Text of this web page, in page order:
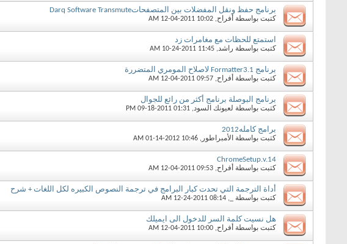
برنامج حفظ ونقل المفضلات بين المتصفحاتDarq Software Transmute
كتبت بواسطة أفراح‏, 12-04-2011 10:02 AM
استمتع للحظات مع مغامرات زد
كتبت بواسطة راشد‏, 10-24-2011 11:45 AM
برنامج Formatter3.1 لاصلاح المومري المتضررة
كتبت بواسطة أفراح‏, 12-04-2011 09:57 AM
برنامج البوصلة برنامج أكثر من رائع للجوال
كتبت بواسطة لعيونك السود‏, 09-18-2011 01:31 PM
برامج كامله2012
كتبت بواسطة الأمبراطور ‏, 01-14-2012 10:46 AM
ChromeSetup.v.14
كتبت بواسطة أفراح‏, 12-04-2011 09:53 AM
أداة الترجمة التي تحدت كبار البرامج في ترجمة النصوص الكبيره لكل اللغات + شرح
كتبت بواسطة ‏, 12-24-2011 08:14 AM
هل نسيت كلمة السر للدخول الى ايميلك
كتبت بواسطة أفراح‏, 12-04-2011 10:00 AM